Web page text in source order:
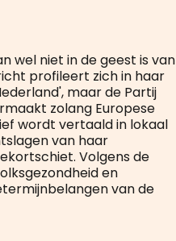
wel niet in de geest is van
profileert zich in haar
maar de Partij
zolang Europese
wordt vertaald in lokaal
van haar
Volgens de
en
van de